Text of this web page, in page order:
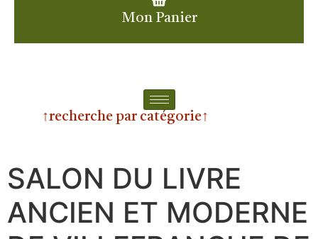
Mon Panier
↑recherche par catégorie↑
SALON DU LIVRE
ANCIEN ET MODERNE